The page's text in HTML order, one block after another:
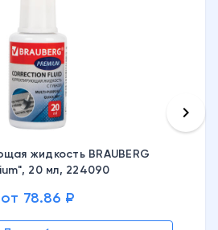
жидкость BRAUBERG
20 мл, 224090
от 78.86 ₽
keyboard_arrow_right